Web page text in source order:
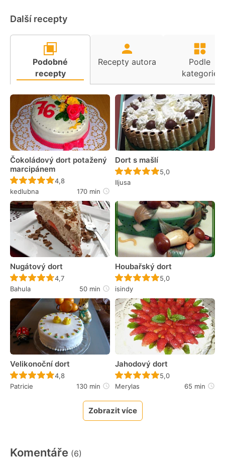
Další recepty
Podobné
recepty
Recepty autora
Podle
kategorie
Čokoládový dort potažený
marcipánem
Recept ještě nebyl hodnocen
4,8
kedlubna
170 min
Dort s mašlí
Recept ještě nebyl
5,0
Iljusa
Nugátový dort
Recept ještě nebyl hodnocen
4,7
Bahula
50 min
Houbařský dort
Recept ještě nebyl
5,0
isindy
Velikonoční dort
Recept ještě nebyl hodnocen
4,8
Patricie
130 min
Jahodový dort
Recept ještě nebyl
5,0
Merylas
65 min
Zobrazit více
Komentáře (6)